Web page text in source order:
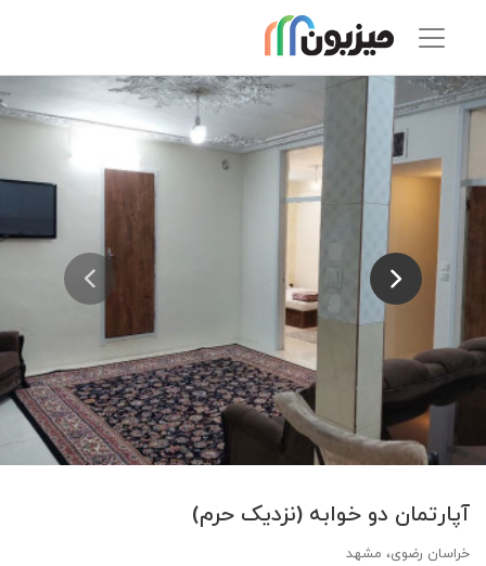
آپارتمان دو خوابه (نزدیک حرم)
خراسان رضوی، مشهد